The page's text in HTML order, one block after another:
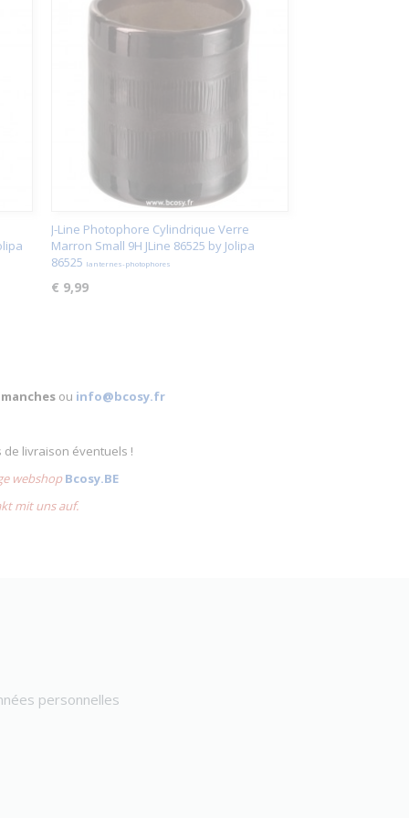
J-Line Photophore Cylindrique Verre
Marron Small 9H JLine 86525 by Jolipa
86525 lanternes-photophores
€ 9,99
ou info@bcosy.fr
livraison éventuels !
webshopBcosy.BE
mit uns auf.
personnelles